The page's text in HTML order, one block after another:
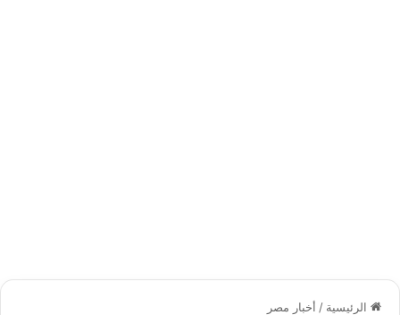
الرئيسية / أخبار مصر